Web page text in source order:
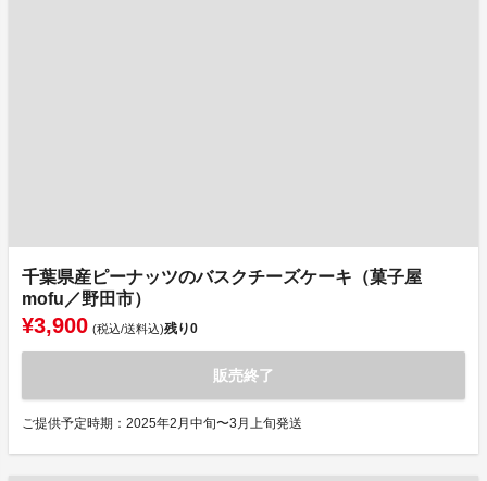
千葉県産ピーナッツのバスクチーズケーキ（菓子屋
mofu／野田市）
¥3,900 (税込/送料込)残り0
販売終了
ご提供予定時期：2025年2月中旬〜3月上旬発送